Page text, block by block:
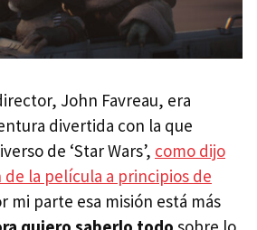
John Favreau, era
divertida con la que
de ‘Star Wars’, como dijo
la película a principios de
mi parte esa misión está más